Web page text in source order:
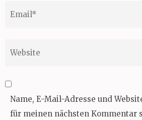
Name, E-Mail-Adresse und
für meinen nächsten Kommentar